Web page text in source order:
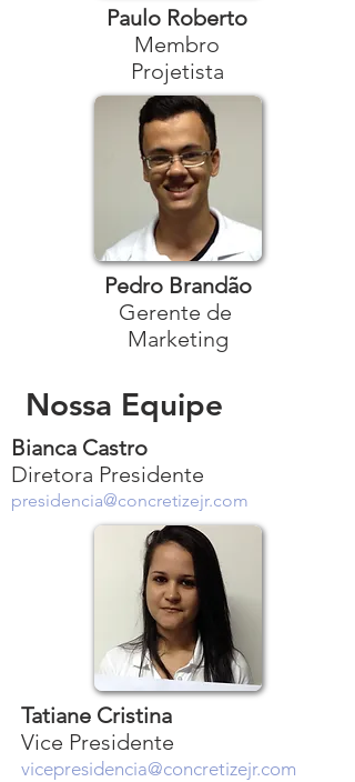
Paulo Roberto
Membro
Projetista
Pedro Brandão
Gerente de
Marketing
Nossa Equipe
Bianca Castro
Diretora Presidente
presidencia@concretizejr.com
Tatiane Cristina
Vice Presidente
vicepresidencia@concretizejr.com